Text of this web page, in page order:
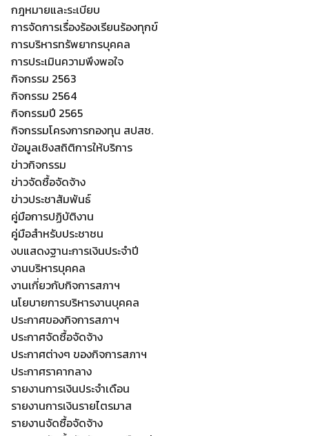
กฎหมายและระเบียบ
การจัดการเรื่องร้องเรียนร้องทุกข์
การบริหารทรัพยากรบุคคล
การประเมินความพึงพอใจ
กิจกรรม 2563
กิจกรรม 2564
กิจกรรมปี 2565
กิจกรรมโครงการกองทุน สปสช.
ข้อมูลเชิงสถิติการให้บริการ
ข่าวกิจกรรม
ข่าวจัดซื้อจัดจ้าง
ข่าวประชาสัมพันธ์
คู่มือการปฏิบัติงาน
คู่มือสำหรับประชาชน
งบแสดงฐานะการเงินประจำปี
งานบริหารบุคคล
งานเกี่ยวกับกิจการสภาฯ
นโยบายการบริหารงานบุคคล
ประกาศของกิจการสภาฯ
ประกาศจัดซื้อจัดจ้าง
ประกาศต่างๆ ของกิจการสภาฯ
ประกาศราคากลาง
รายงานการเงินประจำเดือน
รายงานการเงินรายไตรมาส
รายงานจัดซื้อจัดจ้าง